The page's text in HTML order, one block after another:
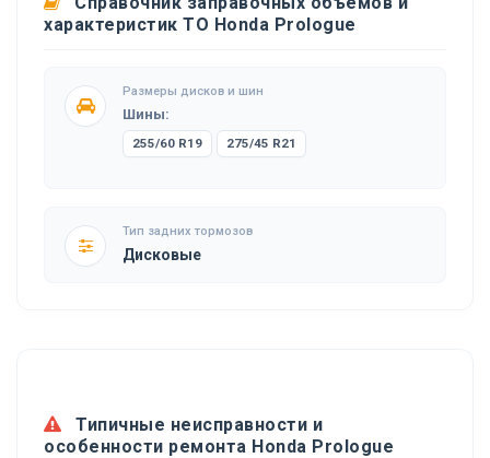
характеристик ТО Honda Prologue
Размеры дисков и шин
Шины:
255/60 R19 275/45 R21
Тип задних тормозов
Дисковые
Типичные неисправности и
особенности ремонта Honda Prologue